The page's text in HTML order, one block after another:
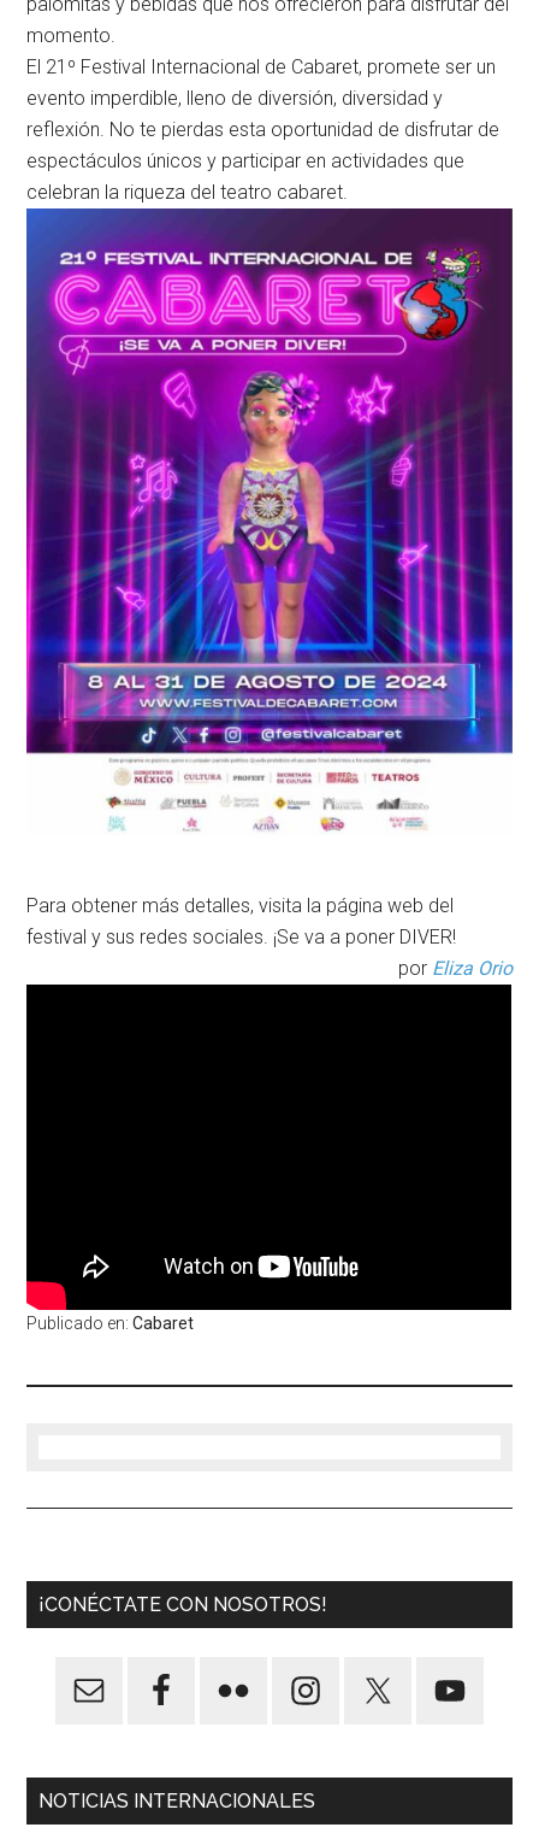
palomitas y bebidas que nos ofrecieron para disfrutar del
momento.
El 21º Festival Internacional de Cabaret, promete ser un
evento imperdible, lleno de diversión, diversidad y
reflexión. No te pierdas esta oportunidad de disfrutar de
espectáculos únicos y participar en actividades que
celebran la riqueza del teatro cabaret.
Para obtener más detalles, visita la página web del
festival y sus redes sociales. ¡Se va a poner DIVER!
por Eliza Orio
Publicado en:Cabaret
¡CONÉCTATE CON NOSOTROS!
NOTICIAS INTERNACIONALES